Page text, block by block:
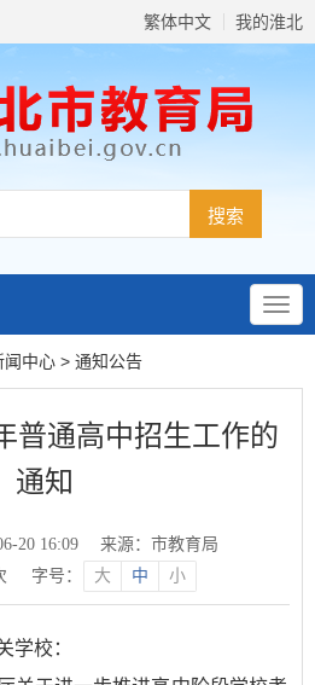
繁体中文 我的淮北
闻中心 > 通知公告
普通高中招生工作的
通知
20 16:09
来源：市教育局
字号： 大 中 小
学校：